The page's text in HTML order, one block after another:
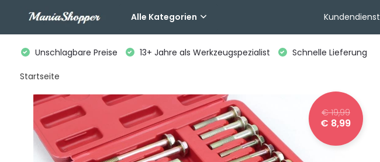
Alle Kategorien Kundendienst
Unschlagbare Preise 13+ Jahre als Werkzeugspezialist Schnelle Lieferung
Startseite
€ 19,99
€ 8,99